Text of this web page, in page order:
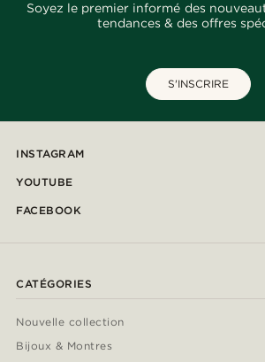
Soyez le premier informé des
tendances & des offres
S'INSCRIRE
INSTAGRAM
YOUTUBE
FACEBOOK
CATÉGORIES
Nouvelle collection
Bijoux & Montres